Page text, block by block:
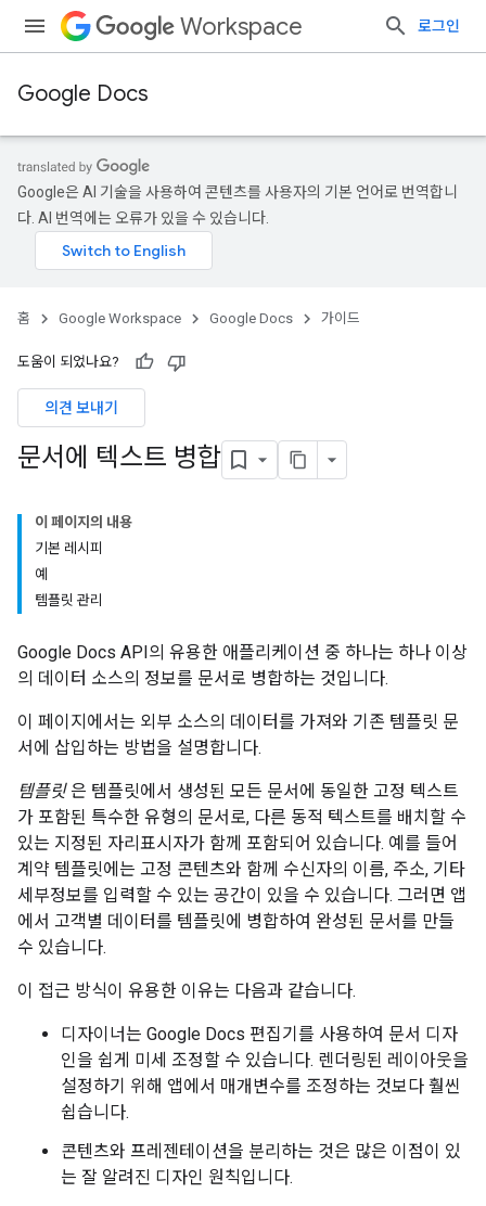
Workspace 로그인
Google Docs
Google은 AI 기술을 사용하여 콘텐츠를 사용자의 기본 언어로 번역합니
다. AI 번역에는 오류가 있을 수 있습니다.
홈 Google Workspace Google Docs 가이드
도움이 되었나요?
의견 보내기
문서에 텍스트 병합
이 페이지의 내용
기본 레시피
예
템플릿 관리
Google Docs API의 유용한 애플리케이션 중 하나는 하나 이상
의 데이터 소스의 정보를 문서로 병합하는 것입니다.
이 페이지에서는 외부 소스의 데이터를 가져와 기존 템플릿 문
서에 삽입하는 방법을 설명합니다.
템플릿은 템플릿에서 생성된 모든 문서에 동일한 고정 텍스트
가 포함된 특수한 유형의 문서로, 다른 동적 텍스트를 배치할 수
있는 지정된 자리표시자가 함께 포함되어 있습니다. 예를 들어
계약 템플릿에는 고정 콘텐츠와 함께 수신자의 이름, 주소, 기타
세부정보를 입력할 수 있는 공간이 있을 수 있습니다. 그러면 앱
에서 고객별 데이터를 템플릿에 병합하여 완성된 문서를 만들
수 있습니다.
이 접근 방식이 유용한 이유는 다음과 같습니다.
디자이너는 Google Docs 편집기를 사용하여 문서 디자
인을 쉽게 미세 조정할 수 있습니다. 렌더링된 레이아웃을
설정하기 위해 앱에서 매개변수를 조정하는 것보다 훨씬
쉽습니다.
콘텐츠와 프레젠테이션을 분리하는 것은 많은 이점이 있
는 잘 알려진 디자인 원칙입니다.